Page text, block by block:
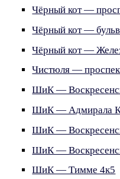
Чёрный кот —
Чёрный кот —
Чёрный кот —
Чистюля —
ШиК —
ШиК — Адмирала
ШиК —
ШиК —
ШиК — Тимме 4к5